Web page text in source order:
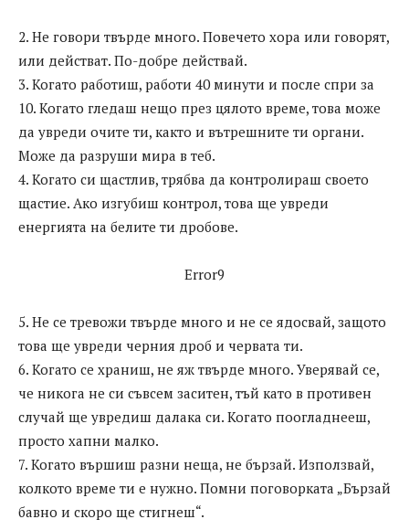
2. Не говори твърде много. Повечето хора или говорят,
или действат. По-добре действай.
3. Когато работиш, работи 40 минути и после спри за
10. Когато гледаш нещо през цялото време, това може
да увреди очите ти, както и вътрешните ти органи.
Може да разруши мира в теб.
4. Когато си щастлив, трябва да контролираш своето
щастие. Ако изгубиш контрол, това ще увреди
енергията на белите ти дробове.
Error9
5. Не се тревожи твърде много и не се ядосвай, защото
това ще увреди черния дроб и червата ти.
6. Когато се храниш, не яж твърде много. Уверявай се,
че никога не си съвсем заситен, тъй като в противен
случай ще увредиш далака си. Когато поогладнееш,
просто хапни малко.
7. Когато вършиш разни неща, не бързай. Използвай,
колкото време ти е нужно. Помни поговорката „Бързай
бавно и скоро ще стигнеш“.